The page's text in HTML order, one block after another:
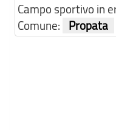
Campo sportivo in
Comune:
Propata